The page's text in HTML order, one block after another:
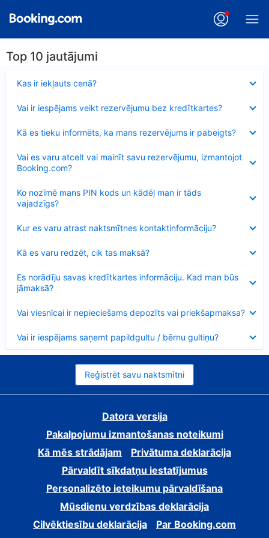
Top 10 jautājumi
Kas ir iekļauts cenā?
Vai ir iespējams veikt rezervējumu bez kredītkartes?
Kā es tieku informēts, ka mans rezervējums ir pabeigts?
Vai es varu atcelt vai mainīt savu rezervējumu, izmantojot
Booking.com?
Ko nozīmē mans PIN kods un kādēļ man ir tāds
vajadzīgs?
Kur es varu atrast naktsmītnes kontaktinformāciju?
Kā es varu redzēt, cik tas maksā?
Es norādīju savas kredītkartes informāciju. Kad man būs
jāmaksā?
Vai viesnīcai ir nepieciešams depozīts vai priekšapmaksa?
Vai ir iespējams saņemt papildgultu / bērnu gultiņu?
Reģistrēt savu naktsmītni
Datora versija
Pakalpojumu izmantošanas noteikumi
Kā mēs strādājam
Privātuma deklarācija
Pārvaldīt sīkdatņu iestatījumus
Personalizēto ieteikumu pārvaldīšana
Mūsdienu verdzības deklarācija
Cilvēktiesību deklarācija
Par Booking.com